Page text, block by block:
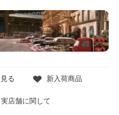
る 新入荷商品
実店舗に関して